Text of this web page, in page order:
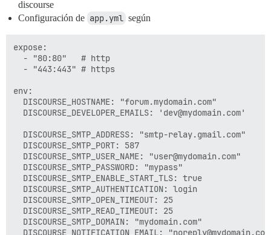
discourse
Configuración de app.yml según
expose:
  - "80:80"   # http
  - "443:443" # https
env:
  DISCOURSE_HOSTNAME: "forum.mydomain.com"
  DISCOURSE_DEVELOPER_EMAILS: 'dev@mydomain.com'
  DISCOURSE_SMTP_ADDRESS: "smtp-relay.gmail.com"
  DISCOURSE_SMTP_PORT: 587
  DISCOURSE_SMTP_USER_NAME: "user@mydomain.com"
  DISCOURSE_SMTP_PASSWORD: "mypass"
  DISCOURSE_SMTP_ENABLE_START_TLS: true
  DISCOURSE_SMTP_AUTHENTICATION: login
  DISCOURSE_SMTP_OPEN_TIMEOUT: 25
  DISCOURSE_SMTP_READ_TIMEOUT: 25
  DISCOURSE_SMTP_DOMAIN: "mydomain.com"
DISCOURSE_NOTIFICATION_EMAIL: